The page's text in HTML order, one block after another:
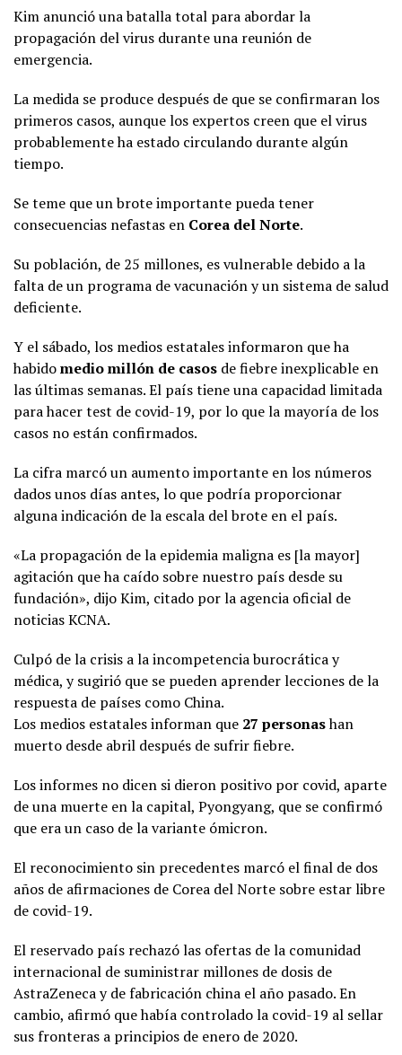
Kim anunció una batalla total para abordar la
propagación del virus durante una reunión de
emergencia.
La medida se produce después de que se confirmaran los
primeros casos, aunque los expertos creen que el virus
probablemente ha estado circulando durante algún
tiempo.
Se teme que un brote importante pueda tener
consecuencias nefastas en Corea del Norte.
Su población, de 25 millones, es vulnerable debido a la
falta de un programa de vacunación y un sistema de salud
deficiente.
Y el sábado, los medios estatales informaron que ha
habidomedio millón de casos de fiebre inexplicable en
las últimas semanas. El país tiene una capacidad limitada
para hacer test de covid-19, por lo que la mayoría de los
casos no están confirmados.
La cifra marcó un aumento importante en los números
dados unos días antes, lo que podría proporcionar
alguna indicación de la escala del brote en el país.
«La propagación de la epidemia maligna es [la mayor]
agitación que ha caído sobre nuestro país desde su
fundación», dijo Kim, citado por la agencia oficial de
noticias KCNA.
Culpó de la crisis a la incompetencia burocrática y
médica, y sugirió que se pueden aprender lecciones de la
respuesta de países como China.
Los medios estatales informan que 27 personashan
muerto desde abril después de sufrir fiebre.
Los informes no dicen si dieron positivo por covid, aparte
de una muerte en la capital, Pyongyang, que se confirmó
que era un caso de la variante ómicron.
El reconocimiento sin precedentes marcó el final de dos
años de afirmaciones de Corea del Norte sobre estar libre
de covid-19.
El reservado país rechazó las ofertas de la comunidad
internacional de suministrar millones de dosis de
AstraZeneca y de fabricación china el año pasado. En
cambio, afirmó que había controlado la covid-19 al sellar
sus fronteras a principios de enero de 2020.